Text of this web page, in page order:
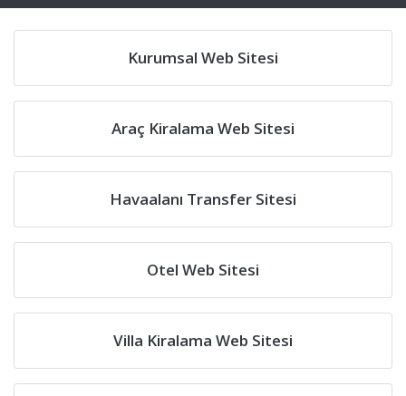
Kurumsal Web Sitesi
Araç Kiralama Web Sitesi
Havaalanı Transfer Sitesi
Otel Web Sitesi
Villa Kiralama Web Sitesi